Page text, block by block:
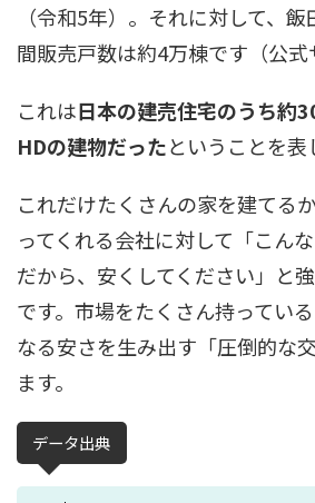
（令和5年）。それに対して、
間販売戸数は約4万棟です（公式
これは日本の建売住宅のうち約
HDの建物だったということを表
これだけたくさんの家を建てる
ってくれる会社に対して「こん
だから、安くしてください」と
です。市場をたくさん持ってい
なる安さを生み出す「圧倒的な
ます。
データ出典